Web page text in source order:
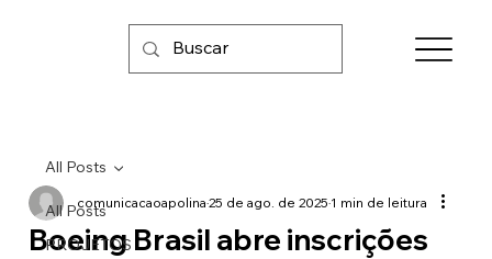
All Posts
PROJETOS
All Posts
Boeing Brasil abre inscrições
comunicacaoapolina25 de ago. de 20251 min de leitura